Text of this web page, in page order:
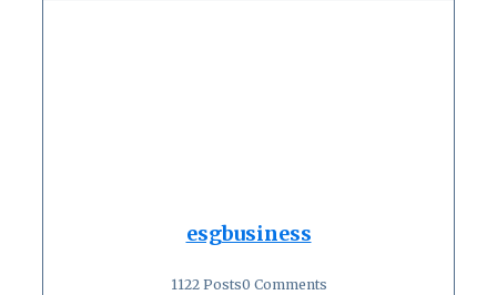
esgbusiness
1122 Posts0 Comments